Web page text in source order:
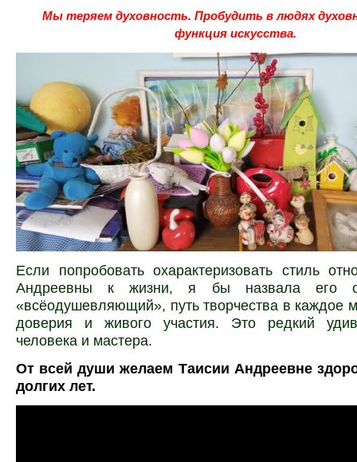
Мы теряем духовность. Пробудить в людях
функция искусства.
Если попробовать охарактеризовать стиль
Андреевны к жизни, я бы назвала его
«всёодушевляющий», путь творчества в каждое
доверия и живого участия. Это редкий
человека и мастера.
От всей души желаем Таисии Андреевне
долгих лет.